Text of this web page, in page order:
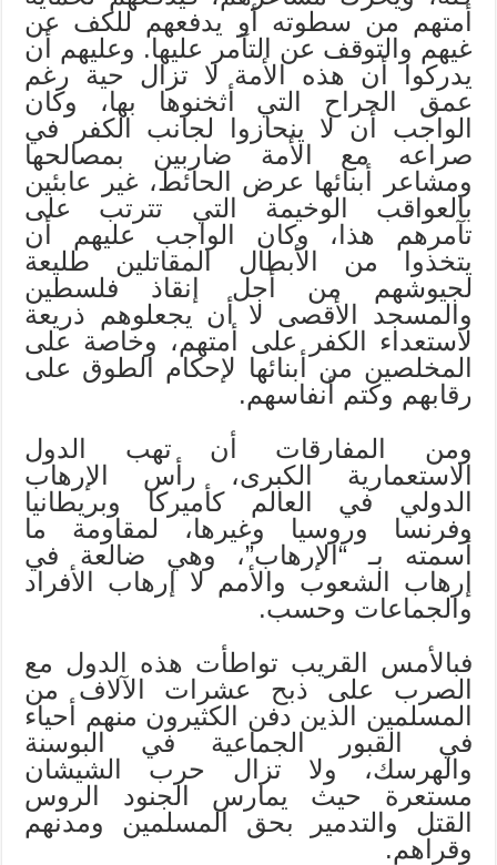
أمتهم من سطوته أو يدفعهم للكف عن
غيهم والتوقف عن التآمر عليها. وعليهم أن
يدركوا أن هذه الأمة لا تزال حية رغم
عمق الجراح التي أثخنوها بها، وكان
الواجب أن لا ينحازوا لجانب الكفر في
صراعه مع الأمة ضاربين بمصالحها
ومشاعر أبنائها عرض الحائط، غير عابئين
بالعواقب الوخيمة التي تترتب على
تآمرهم هذا، وكان الواجب عليهم أن
يتخذوا من الأبطال المقاتلين طليعة
لجيوشهم من أجل إنقاذ فلسطين
والمسجد الأقصى لا أن يجعلوهم ذريعة
لاستعداء الكفر على أمتهم، وخاصة على
المخلصين من أبنائها لإحكام الطوق على
رقابهم وكتم أنفاسهم.
ومن المفارقات أن تهب الدول
الاستعمارية الكبرى، رأس الإرهاب
الدولي في العالم كأميركا وبريطانيا
وفرنسا وروسيا وغيرها، لمقاومة ما
أسمته بـ “الإرهاب”، وهي ضالعة في
إرهاب الشعوب والأمم لا إرهاب الأفراد
والجماعات وحسب.
فبالأمس القريب تواطأت هذه الدول مع
الصرب على ذبح عشرات الآلاف من
المسلمين الذين دفن الكثيرون منهم أحياء
في القبور الجماعية في البوسنة
والهرسك، ولا تزال حرب الشيشان
مستعرة حيث يمارس الجنود الروس
القتل والتدمير بحق المسلمين ومدنهم
وقراهم.